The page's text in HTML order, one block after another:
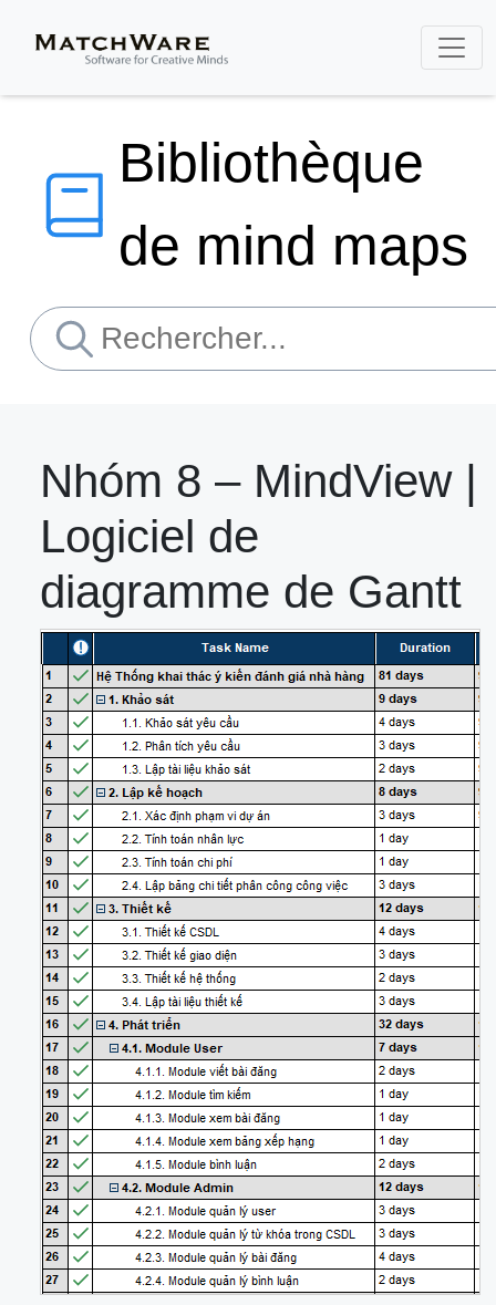
Bibliothèque
de mind maps
Nhóm 8 – MindView |
Logiciel de
diagramme de Gantt